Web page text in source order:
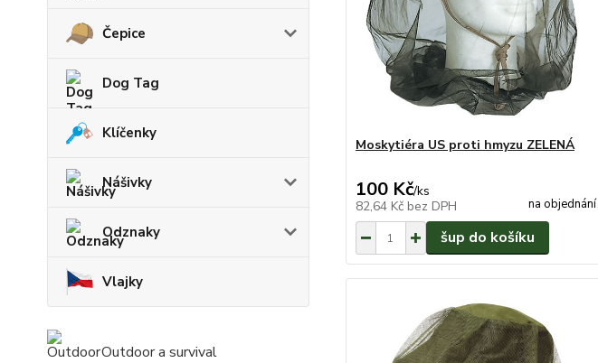
Čepice
Dog Tag
Klíčenky
Nášivky
Odznaky
Vlajky
Outdoor a survival
Moskytiéra US proti hmyzu ZELENÁ
100 Kč/ks
82,64 Kč bez DPH na objednání
šup do košíku